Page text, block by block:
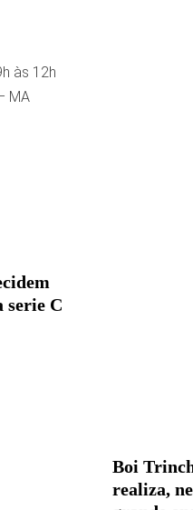
às 12h
MA
serie C
Boi
realiza,